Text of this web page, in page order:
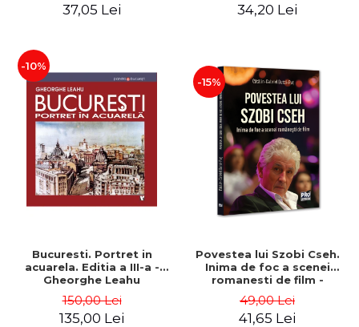
37,05 Lei 34,20 Lei
-10%
Bucuresti. Portret in
acuarela. Editia a III-a -
Gheorghe Leahu
150,00 Lei
135,00 Lei
-15%
Povestea lui Szobi Cseh.
Inima de foc a scenei
romanesti de film -
49,00 Lei
41,65 Lei